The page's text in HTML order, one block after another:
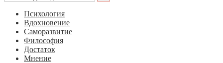
Психология
Вдохновение
Саморазвитие
Философия
Достаток
Мнение